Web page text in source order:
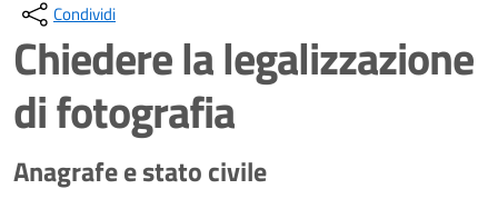
Condividi
Chiedere la legalizzazione
di fotografia
Anagrafe e stato civile